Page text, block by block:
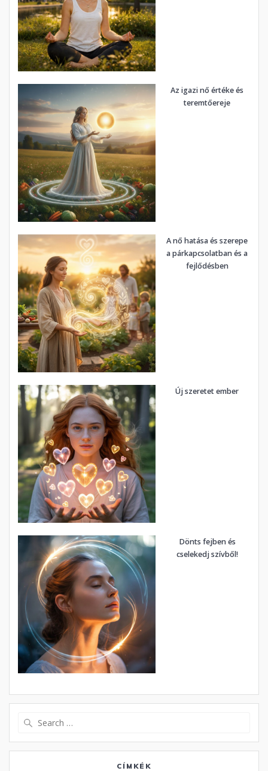
Az igazi nő értéke és
teremtőereje
A nő hatása és szerepe
a párkapcsolatban és a
fejlődésben
Új szeretet ember
Dönts fejben és
cselekedj szívből!
CÍMKÉK